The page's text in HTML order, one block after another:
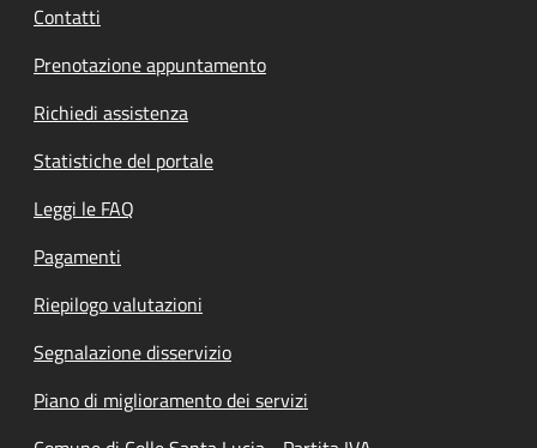
Contatti
Prenotazione appuntamento
Richiedi assistenza
Statistiche del portale
Leggi le FAQ
Pagamenti
Riepilogo valutazioni
Segnalazione disservizio
Piano di miglioramento dei servizi